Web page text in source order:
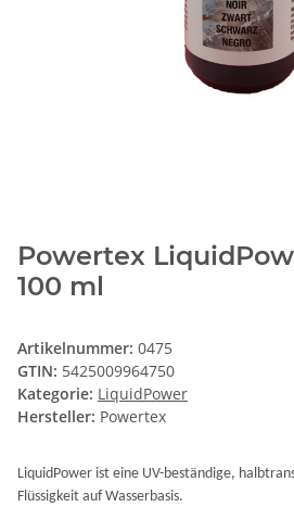
Powertex
100 ml
Artikelnummer: 0475
GTIN: 5425009964750
Kategorie: LiquidPower
Hersteller: Powertex
LiquidPower ist eine UV-beständige,
Flüssigkeit auf Wasserbasis.